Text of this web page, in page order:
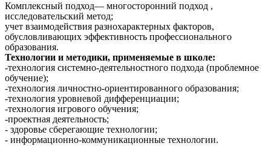
Комплексный подход— многосторонний подход ,
исследовательский метод;
учет взаимодействия разнохарактерных факторов,
обусловливающих эффективность профессионального
образования.
Технологии и методики, применяемые в школе:
-технология системно-деятельностного подхода (проблемное
обучение);
-технология личностно-ориентированного образования;
-технология уровневой дифференциации;
-технология игрового обучения;
-проектная деятельность;
- здоровье сберегающие технологии;
- информационно-коммуникационные технологии.